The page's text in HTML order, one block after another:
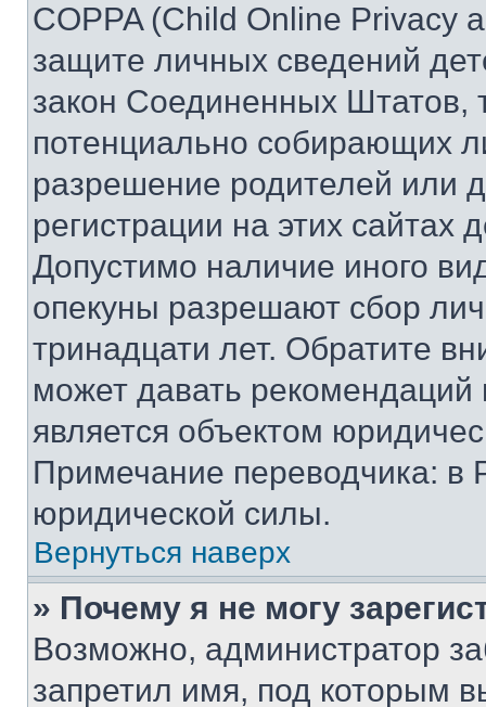
COPPA (Child Online Privacy
защите личных сведений
закон Соединенных Штатов,
потенциально собирающих
разрешение родителей или
регистрации на этих сайтах
Допустимо наличие иного
опекуны разрешают сбор
тринадцати лет. Обратите
может давать
является объектом
Примечание переводчика: в
юридической силы.
Вернуться наверх
» Почему я не могу
Возможно, администратор
запретил имя, под которым